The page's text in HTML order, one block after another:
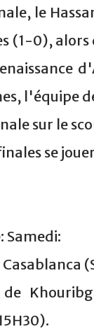
le
(1-0), alors
l'équipe
sur le
se
Samedi: